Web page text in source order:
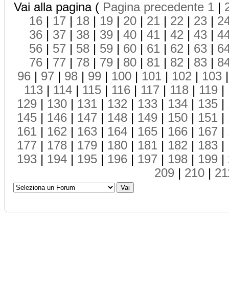
Vai alla pagina ( Pagina precedente 1 |
16 | 17 | 18 | 19 | 20 | 21 | 22 | 23 |
36 | 37 | 38 | 39 | 40 | 41 | 42 | 43 |
56 | 57 | 58 | 59 | 60 | 61 | 62 | 63 |
76 | 77 | 78 | 79 | 80 | 81 | 82 | 83 |
96 | 97 | 98 | 99 | 100 | 101 | 102 | 103
113 | 114 | 115 | 116 | 117 | 118 | 119 |
129 | 130 | 131 | 132 | 133 | 134 | 135 |
145 | 146 | 147 | 148 | 149 | 150 | 151 |
161 | 162 | 163 | 164 | 165 | 166 | 167 |
177 | 178 | 179 | 180 | 181 | 182 | 183 |
193 | 194 | 195 | 196 | 197 | 198 | 199 |
209 | 210 |